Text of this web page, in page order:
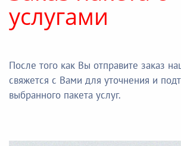
услугами
После того как Вы отправите заказ
свяжется с Вами для уточнения и
выбранного пакета услуг.